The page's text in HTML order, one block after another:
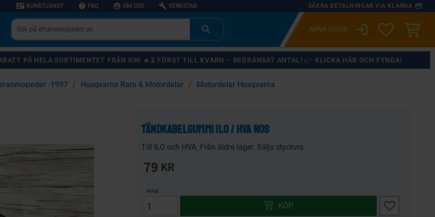
contact_mail KUNDTJÄNST help FAQ supervised_user_circle OM OSS build VERKSTAD SÄKRA BETALNINGAR VIA KLARNA payment
login ÖNSKELISTA
PÅ HELA SORTIMENTET FRÅN RW! 🔥⏳ FÖRST TILL KVARN – BEGRÄNSAT ANTAL! 👉 KLICKA HÄR OCH FYNDA!
KANSKE NÅGON AV DESSA PRODUKTER KAN INTRESSERA DIG?
20 %
-1997 Husqvarna Ram & Motordelar Motordelar Husqvarna
Tändkabelgummi ILO / HVA NOS
Till ILO och HVA. Från äldre lager. Säljs styckvis.
79 KR
Antal
KÖP Lägg till i